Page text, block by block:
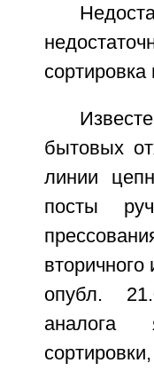
бытовых
линии
посты
вторичного
опубл.
аналога